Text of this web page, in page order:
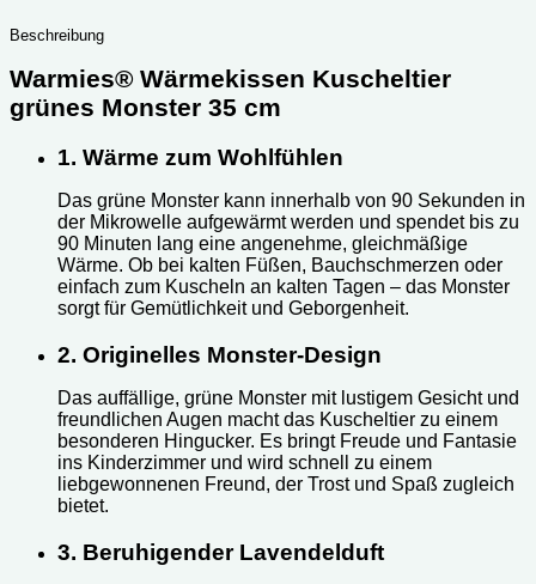
Beschreibung
Warmies® Wärmekissen Kuscheltier
grünes Monster 35 cm
1. Wärme zum Wohlfühlen
Das grüne Monster kann innerhalb von 90 Sekunden in
der Mikrowelle aufgewärmt werden und spendet bis zu
90 Minuten lang eine angenehme, gleichmäßige
Wärme. Ob bei kalten Füßen, Bauchschmerzen oder
einfach zum Kuscheln an kalten Tagen – das Monster
sorgt für Gemütlichkeit und Geborgenheit.
2. Originelles Monster-Design
Das auffällige, grüne Monster mit lustigem Gesicht und
freundlichen Augen macht das Kuscheltier zu einem
besonderen Hingucker. Es bringt Freude und Fantasie
ins Kinderzimmer und wird schnell zu einem
liebgewonnenen Freund, der Trost und Spaß zugleich
bietet.
3. Beruhigender Lavendelduft